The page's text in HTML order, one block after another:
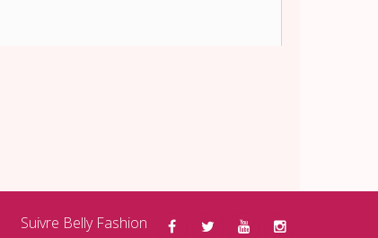
Suivre Belly Fashion